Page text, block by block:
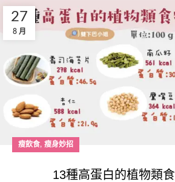
27
8 月
瘦飲食, 瘦身妙招
13種高蛋白的植物類